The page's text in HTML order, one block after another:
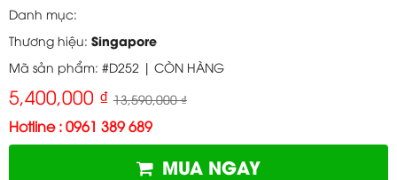
Danh mục:
Thương hiệu: Singapore
Mã sản phẩm: #D252 | CÒN HÀNG
5,400,000 ₫ 13,590,000 ₫
Hotline : 0961 389 689
MUA NGAY